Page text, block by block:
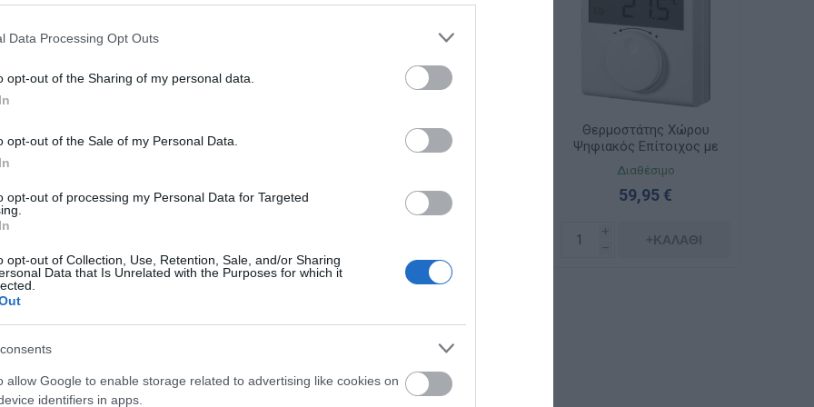
Data Processing Opt Outs
opt-out of the Sharing of my personal data.
opt-out of the Sale of my Personal Data.
opt-out of processing my Personal Data for Targeted
opt-out of Collection, Use, Retention, Sale, and/or Sharing
Data that Is Unrelated with the Purposes for which it
allow Google to enable storage related to advertising like cookies on
identifiers in apps.
Ψηφιακός
08BW 147-44013
42,38 €
i
Εβδομαδιαίος Ψηφιακός
84,07 €
Θερμοστάτης Χώρου
Ηλεκτρονικός Λευκός
143,74 €
Θερμοστάτης Χώρου
Ψηφιακός Επίτοιχος με
Περιστρ.Κομβίο,
Μπαταρία
Διαθέσιμο
59,95 €
i
h
+ΚΑΛΆΘΙ